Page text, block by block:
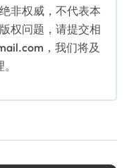
非权威，不代表本
权问题，请提交相
，我们将及